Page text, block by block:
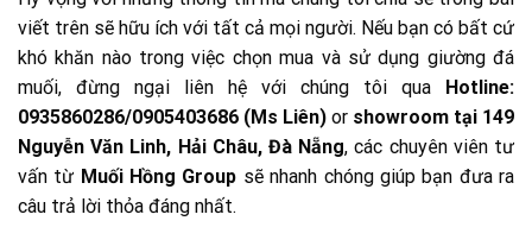
viết trên sẽ hữu ích với tất cả mọi người. Nếu bạn có bất cứ
khó khăn nào trong việc chọn mua và sử dụng giường đá
muối, đừng ngại liên hệ với chúng tôi qua Hotline:
0935860286/0905403686 (Ms Liên) or showroom tại 149
Nguyễn Văn Linh, Hải Châu, Đà Nẵng, các chuyên viên tư
vấn từ Muối Hồng Group sẽ nhanh chóng giúp bạn đưa ra
câu trả lời thỏa đáng nhất.